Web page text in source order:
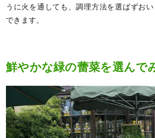
うに火を通しても、調理方法を選ばずお
できます。
鮮やかな緑の蕾菜を選んで